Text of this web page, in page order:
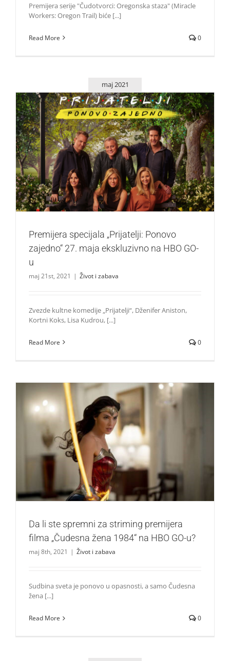
Premijera serije "Čudotvorci: Oregonska staza" (Miracle
Workers: Oregon Trail) biće [...]
Read More 0
maj 2021
Premijera specijala „Prijatelji: Ponovo zajedno“ 27. maja
ekskluzivno na HBO GO-u
Život i zabava
Premijera specijala „Prijatelji: Ponovo
zajedno“ 27. maja ekskluzivno na HBO GO-
u
maj 21st, 2021 | Život i zabava
Zvezde kultne komedije „Prijatelji“, Dženifer Aniston,
Kortni Koks, Lisa Kudrou, [...]
Read More 0
Da li ste spremni za striming premijera filma „Čudesna
žena 1984“ na HBO GO-u?
Život i zabava
Da li ste spremni za striming premijera
filma „Čudesna žena 1984“ na HBO GO-u?
maj 8th, 2021 | Život i zabava
Sudbina sveta je ponovo u opasnosti, a samo Čudesna
žena [...]
Read More 0